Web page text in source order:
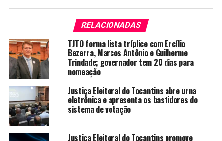
RELACIONADAS
TJTO forma lista tríplice com Ercílio
Bezerra, Marcos Antônio e Guilherme
Trindade; governador tem 20 dias para
nomeação
Justiça Eleitoral do Tocantins abre urna
eletrônica e apresenta os bastidores do
sistema de votação
Justiça Eleitoral do Tocantins promove